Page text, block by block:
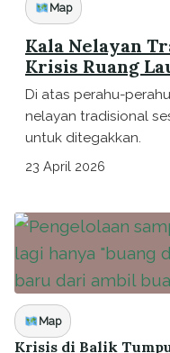
Map
Kala Nelayan
Krisis Ruang
Di atas perahu-
nelayan tradisional
untuk ditegakkan.
23 April 2026
Map
Krisis di Balik